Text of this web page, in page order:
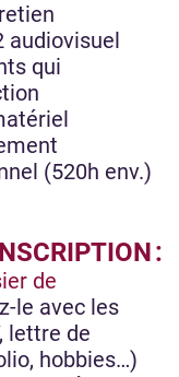
audiovisuel
qui
(520h env.)
:
de
le avec les
lettre de
hobbies…)